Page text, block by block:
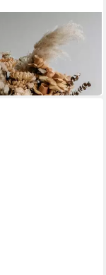
BOCH
Signature Anmut
15 cm
bei dir